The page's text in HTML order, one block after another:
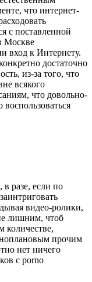
что интернет-
с поставленной
Москве
вход к Интернету.
достаточно
из-за того, что
всякого
что довольно-
разе, если по
видео-ролики,
лишним, чтоб
количестве,
прочим
нет ничего
с porno